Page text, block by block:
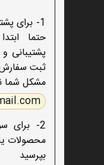
1- برای
حتما
پشتیبانی
ثبت سفارش
مشکل شما
2- برای
محصولات
بپرسید